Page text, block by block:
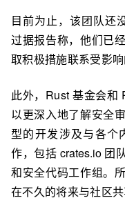
目前为止，该团队还
过据报告称，他们已
取积极措施联系受影
此外，Rust 基金会和
以更深入地了解安全
型的开发涉及与各个
作，包括 crates.io团
和安全代码工作组。
在不久的将来与社区共